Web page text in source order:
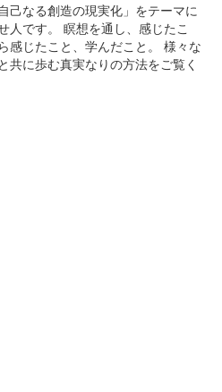
己なる創造の現実化」をテーマに
人です。 瞑想を通し、感じたこ
感じたこと、学んだこと。 様々な
共に歩む真実なりの方法をご覧く